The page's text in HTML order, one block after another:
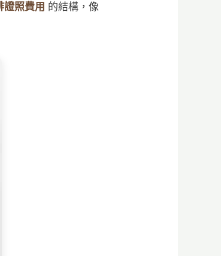
證照費用 的結構，像